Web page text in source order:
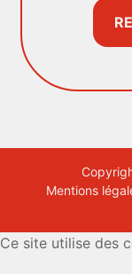
Mentions
Ce site utilise des